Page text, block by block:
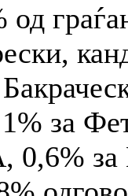
од
за
0,6% за